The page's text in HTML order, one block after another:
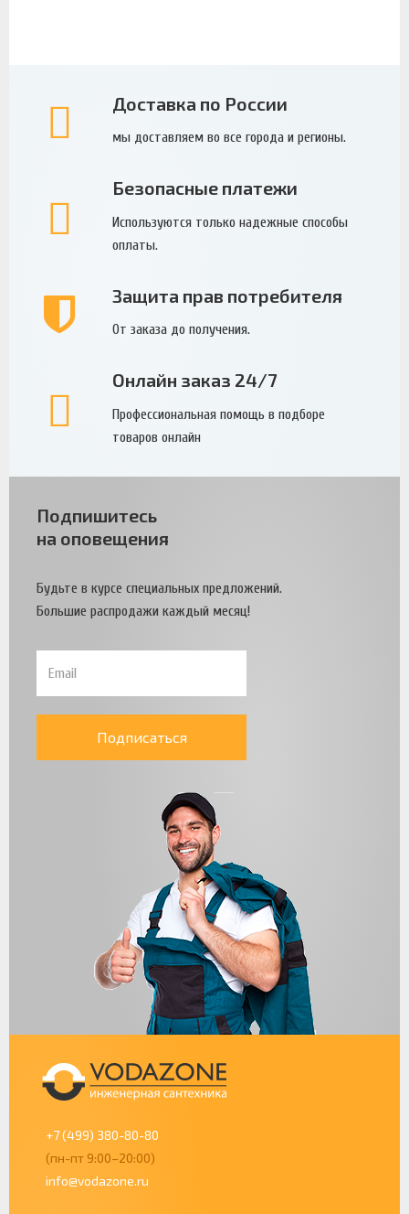
Доставка по России
мы доставляем во все города и регионы.
Безопасные платежи
Используются только надежные способы
оплаты.
Защита прав потребителя
От заказа до получения.
Онлайн заказ 24/7
Профессиональная помощь в подборе
товаров онлайн
Подпишитесь
на оповещения
Будьте в курсе специальных предложений.
Большие распродажи каждый месяц!
Подписаться
+7 (499) 380-80-80
(пн-пт 9:00–20:00)
info@vodazone.ru